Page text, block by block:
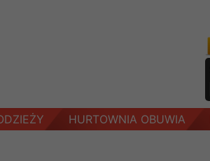
HURTOWNIA OBUWIA